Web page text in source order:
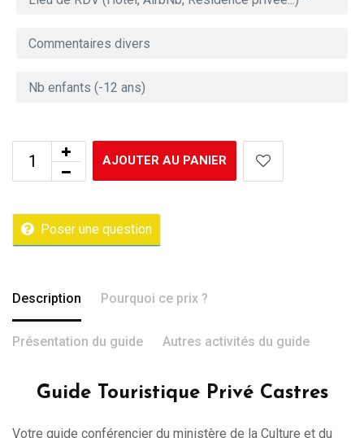
AJOUTER AU PANIER
Poser une question
Description Pourquoi ce prix ?
Présentation du guide Autres activités du guide
Guide Touristique Privé Castres
Votre guide conférencier du ministère de la Culture et du